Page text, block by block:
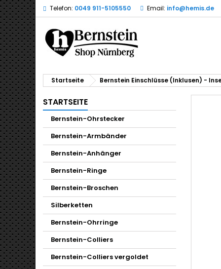
Telefon: 0049 911-5105550 Email: info@hemis.de
Startseite Bernstein Einschlüsse (Inklusen) -
STARTSEITE
Bernstein-Ohrstecker
Bernstein-Armbänder
Bernstein-Anhänger
Bernstein-Ringe
Bernstein-Broschen
Silberketten
Bernstein-Ohrringe
Bernstein-Colliers
Bernstein-Colliers vergoldet